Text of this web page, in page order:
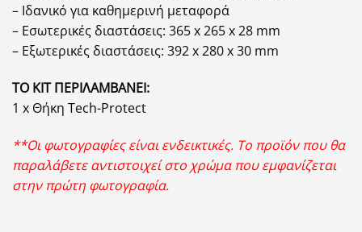
– Ιδανικό για καθημερινή μεταφορά
– Εσωτερικές διαστάσεις: 365 x 265 x 28 mm
– Εξωτερικές διαστάσεις: 392 x 280 x 30 mm
ΤΟ ΚΙΤ ΠΕΡΙΛΑΜΒΑΝΕΙ:
1 x Θήκη Tech-Protect
**Οι φωτογραφίες είναι ενδεικτικές. Το προϊόν που θα
παραλάβετε αντιστοιχεί στο χρώμα που εμφανίζεται
στην πρώτη φωτογραφία.